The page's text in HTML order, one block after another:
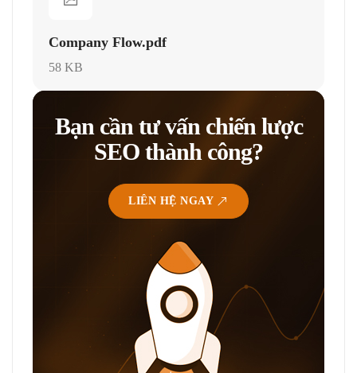
Company Flow.pdf
58 KB
Bạn cần tư vấn chiến lược
SEO thành công?
LIÊN HỆ NGAY